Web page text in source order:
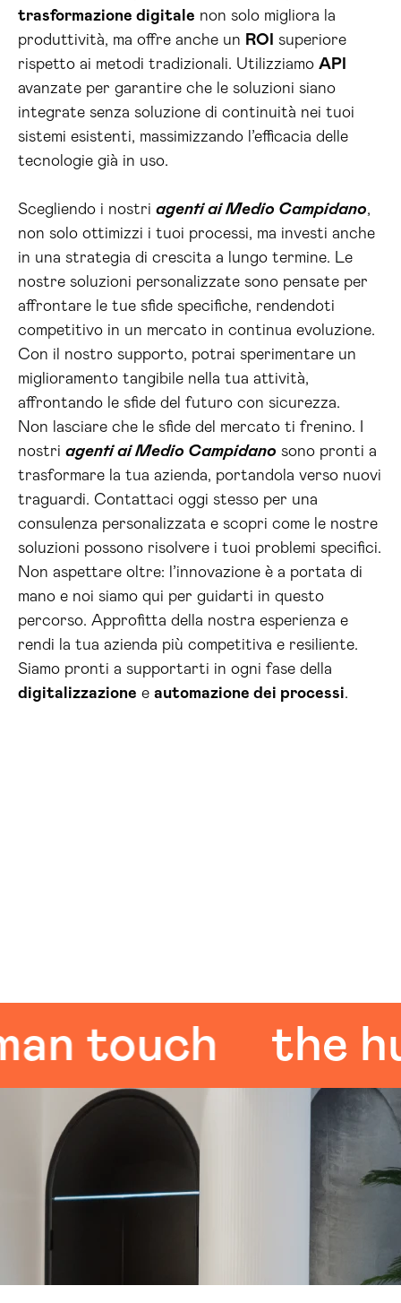
trasformazione digitale non solo migliora la
produttività, ma offre anche un ROI
superiore
rispetto ai metodi tradizionali. Utilizziamo API
avanzate per garantire che le soluzioni siano
integrate senza soluzione di continuità nei tuoi
sistemi esistenti, massimizzando l’efficacia delle
tecnologie già in uso.
Scegliendo i nostri agenti ai Medio Campidano,
non solo ottimizzi i tuoi processi, ma investi anche
in una strategia di crescita a lungo termine. Le
nostre soluzioni personalizzate sono pensate per
affrontare le tue sfide specifiche, rendendoti
competitivo in un mercato in continua evoluzione.
Con il nostro supporto, potrai sperimentare un
miglioramento tangibile nella tua attività,
affrontando le sfide del futuro con sicurezza.
Non lasciare che le sfide del mercato ti frenino. I
nostri agenti ai Medio Campidano sono pronti a
trasformare la tua azienda, portandola verso nuovi
traguardi. Contattaci oggi stesso per una
consulenza personalizzata e scopri come le nostre
soluzioni possono risolvere i tuoi problemi specifici.
Non aspettare oltre: l’innovazione è a portata di
mano e noi siamo qui per guidarti in questo
percorso. Approfitta della nostra esperienza e
rendi la tua azienda più competitiva e resiliente.
Siamo pronti a supportarti in ogni fase della
digitalizzazione e automazione dei processi.
the